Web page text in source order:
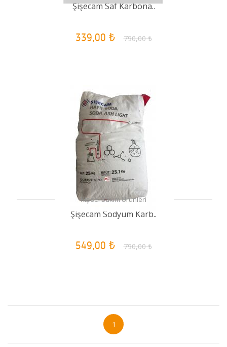
Şişecam Saf Karbona..
339,00 ₺ 790,00 ₺
Kişisel Bakım Ürünleri
Şişecam Sodyum Karb..
549,00 ₺ 790,00 ₺
1